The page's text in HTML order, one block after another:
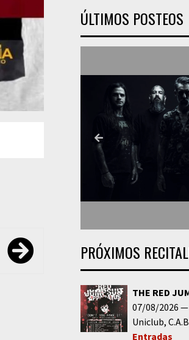
ÚLTIMOS POSTEOS
PRÓXIMOS
THE RED
07/08/2026
Uniclub
Entradas